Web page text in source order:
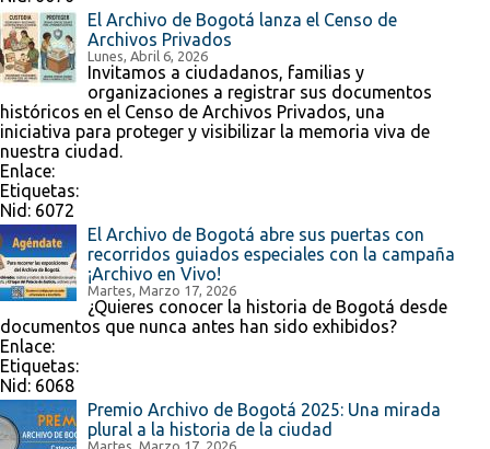
El Archivo de Bogotá lanza el Censo de
Archivos Privados
Lunes, Abril 6, 2026
Invitamos a ciudadanos, familias y
organizaciones a registrar sus documentos
históricos en el Censo de Archivos Privados, una
iniciativa para proteger y visibilizar la memoria viva de
nuestra ciudad.
Enlace:
Etiquetas:
Nid: 6072
El Archivo de Bogotá abre sus puertas con
recorridos guiados especiales con la campaña
¡Archivo en Vivo!
Martes, Marzo 17, 2026
¿Quieres conocer la historia de Bogotá desde
documentos que nunca antes han sido exhibidos?
Enlace:
Etiquetas:
Nid: 6068
Premio Archivo de Bogotá 2025: Una mirada
plural a la historia de la ciudad